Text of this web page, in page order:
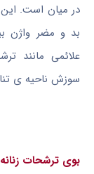
در میان است.
بد و مضر واژن
علائمی مانند
سوزش ناحیه ی
بوی ترشحات زنانه